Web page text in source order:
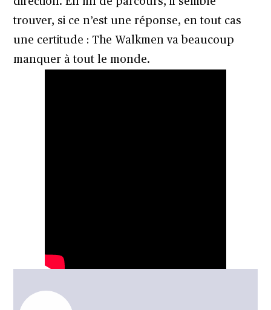
trouver, si ce n’est une réponse, en tout cas
une certitude : The Walkmen va beaucoup
manquer à tout le monde.